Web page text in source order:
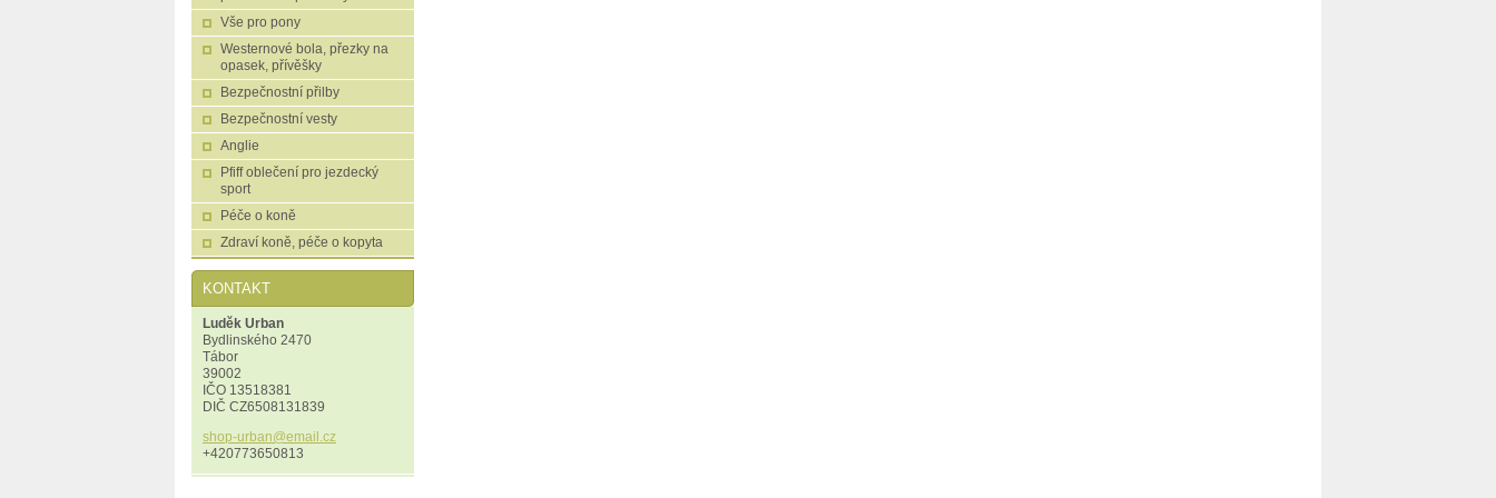
Vše pro pony
Westernové bola, přezky na
opasek, přívěšky
Bezpečnostní přilby
Bezpečnostní vesty
Anglie
Pfiff oblečení pro jezdecký
sport
Péče o koně
Zdraví koně, péče o kopyta
KONTAKT
Luděk Urban
Bydlinského 2470
Tábor
39002
IČO 13518381
DIČ CZ6508131839
shop-urban@email .cz
+420773650813